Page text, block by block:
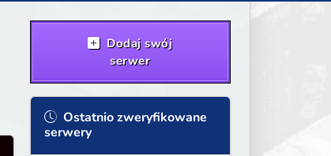
Dodaj swój
serwer
Ostatnio zweryfikowane
serwery